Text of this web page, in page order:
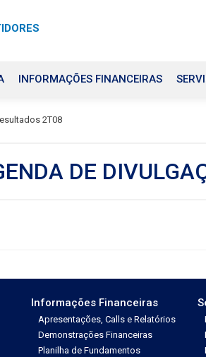
INFORMAÇÕES FINANCEIRAS
2T08
DE
Informações Financeiras
Apresentações, Calls e Relatórios
Demonstrações Financeiras
Planilha de Fundamentos